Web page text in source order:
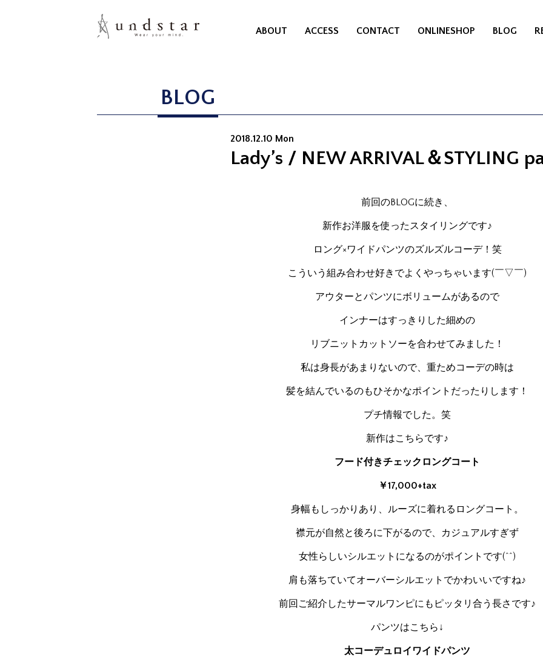
ABOUT ACCESS CONTACT ONLINESHOP BLOG
BLOG
2018.12.10 Mon
Lady’s / NEW ARRIVAL＆STYLING
前回のBLOGに続き、
新作お洋服を使ったスタイリングです♪
ロング×ワイドパンツのズルズルコーデ！笑
こういう組み合わせ好きでよくやっちゃいます(￣▽￣)
アウターとパンツにボリュームがあるので
インナーはすっきりした細めの
リブニットカットソーを合わせてみました！
私は身長があまりないので、重ためコーデの時は
髪を結んでいるのもひそかなポイントだったりします！
プチ情報でした。笑
新作はこちらです♪
フード付きチェックロングコート
￥17,000+tax
身幅もしっかりあり、ルーズに着れるロングコート。
襟元が自然と後ろに下がるので、カジュアルすぎず
女性らしいシルエットになるのがポイントです(^^)
肩も落ちていてオーバーシルエットでかわいいですね♪
前回ご紹介したサーマルワンピにもピッタリ合う長さです♪
パンツはこちら↓
太コーデュロイワイドパンツ